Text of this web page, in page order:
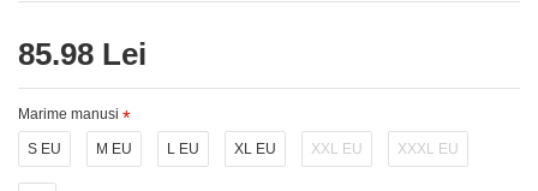
85.98 Lei
Marime manusi
S EU M EU L EU XL EU XXL EU XXXL EU